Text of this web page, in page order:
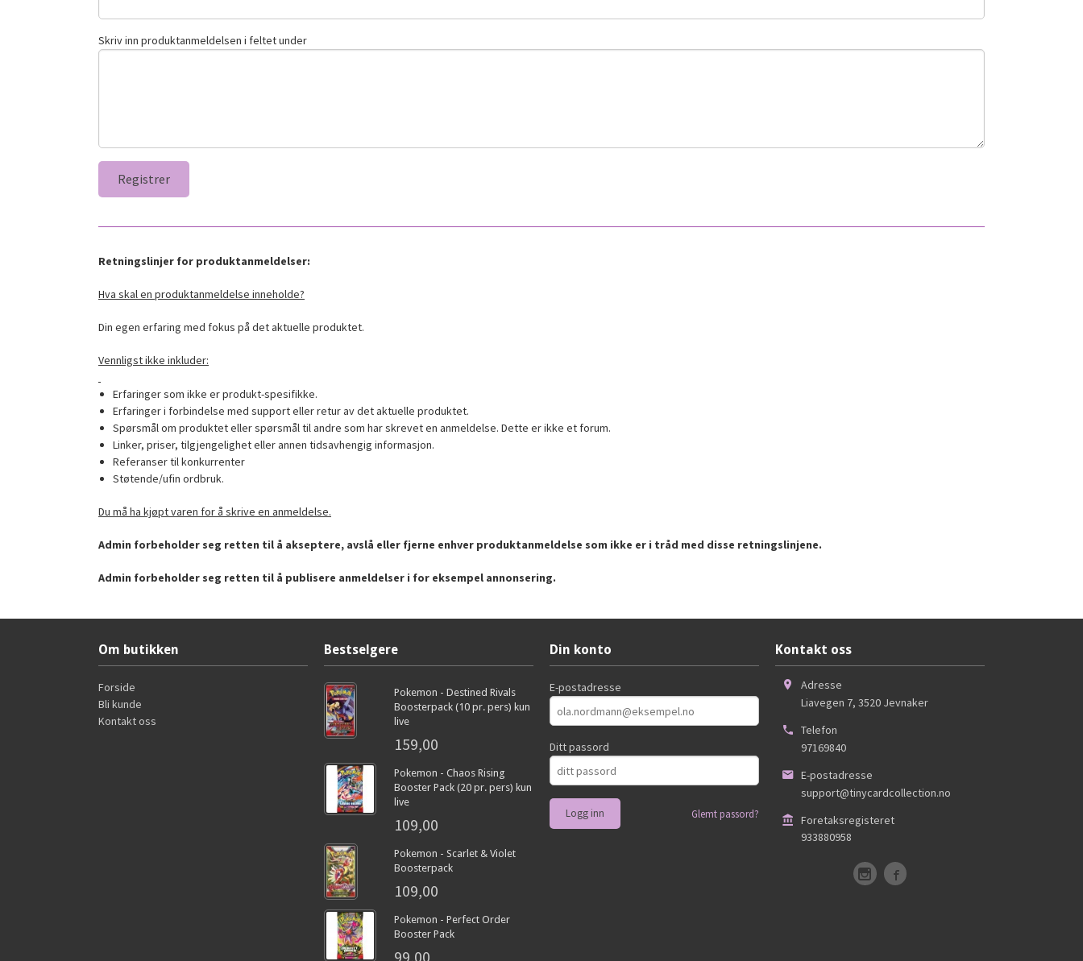
Skriv inn produktanmeldelsen i feltet under
Retningslinjer for produktanmeldelser:
Hva skal en produktanmeldelse inneholde?
Din egen erfaring med fokus på det aktuelle produktet.
Vennligst ikke inkluder:
Erfaringer som ikke er produkt-spesifikke.
Erfaringer i forbindelse med support eller retur av det aktuelle produktet.
Spørsmål om produktet eller spørsmål til andre som har skrevet en anmeldelse. Dette er ikke et forum.
Linker, priser, tilgjengelighet eller annen tidsavhengig informasjon.
Referanser til konkurrenter
Støtende/ufin ordbruk.
Du må ha kjøpt varen for å skrive en anmeldelse.
Admin forbeholder seg retten til å akseptere, avslå eller fjerne enhver produktanmeldelse som ikke er i tråd med disse retningslinjene.
Admin forbeholder seg retten til å publisere anmeldelser i for eksempel annonsering.
Om butikken
Forside
Bli kunde
Kontakt oss
Bestselgere
Pokemon - Destined Rivals
Boosterpack (10 pr. pers) kun
live
159,00
Pokemon - Chaos Rising
Booster Pack (20 pr. pers) kun
live
109,00
Pokemon - Scarlet & Violet
Boosterpack
109,00
Pokemon - Perfect Order
Booster Pack
99,00
Din konto
E-postadresse
Ditt passord
Glemt passord?
Kontakt oss
Adresse
Liavegen 7, 3520 Jevnaker
Telefon
97169840
E-postadresse
support@tinycardcollection.no
Foretaksregisteret
933880958